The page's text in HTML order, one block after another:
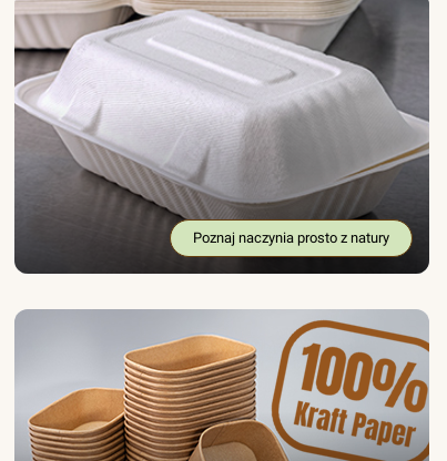
Poznaj naczynia prosto z natury